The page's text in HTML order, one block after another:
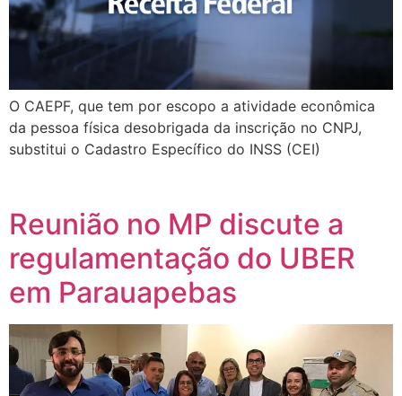
O CAEPF, que tem por escopo a atividade econômica
da pessoa física desobrigada da inscrição no CNPJ,
substitui o Cadastro Específico do INSS (CEI)
Reunião no MP discute a
regulamentação do UBER
em Parauapebas